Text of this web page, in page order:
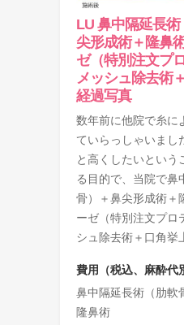
LU 鼻中隔延長
尖形成術＋隆鼻
ゼ（特別注文プ
メッシュ除去術
経過写真
数年前に他院で糸に
ていらっしゃいまし
と高くしたいという
る目的で、当院で鼻
骨）＋鼻尖形成術＋
ーゼ（特別注文プロ
シュ除去術＋口角挙
費用（税込、麻酔代
鼻中隔延長術（肋軟
隆鼻術